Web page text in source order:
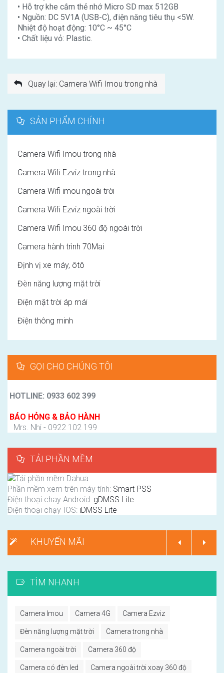
• Hỗ trợ khe cắm thẻ nhớ Micro SD max 512GB
• Nguồn: DC 5V1A (USB-C), điện năng tiêu thụ <5W.
Nhiệt độ hoạt động: 10°C ~ 45°C
• Chất liệu vỏ: Plastic.
Quay lại: Camera Wifi Imou trong nhà
SẢN PHẨM CHÍNH
Camera Wifi Imou trong nhà
Camera Wifi Ezviz trong nhà
Camera Wifi imou ngoài trời
Camera Wifi Ezviz ngoài trời
Camera Wifi Imou 360 độ ngoài trời
Camera hành trình 70Mai
Định vị xe máy, ôtô
Đèn năng lượng mặt trời
Điện mặt trời áp mái
Điện thông minh
GỌI CHO CHÚNG TÔI
HOTLINE: 0933 602 399
BÁO HỎNG & BẢO HÀNH
Mrs. Nhi - 0922 102 199
TẢI PHẦN MỀM
Phần mềm xem trên máy tính: Smart PSS
Điện thoại chay Android: gDMSS Lite
Điện thoại chạy IOS: iDMSS Lite
KHUYẾN MÃI
TÌM NHANH
Camera Imou Camera 4G Camera Ezviz
Đèn năng lượng mặt trời Camera trong nhà
Camera ngoài trời Camera 360 độ
Camera có đèn led Camera ngoài trời xoay 360 độ